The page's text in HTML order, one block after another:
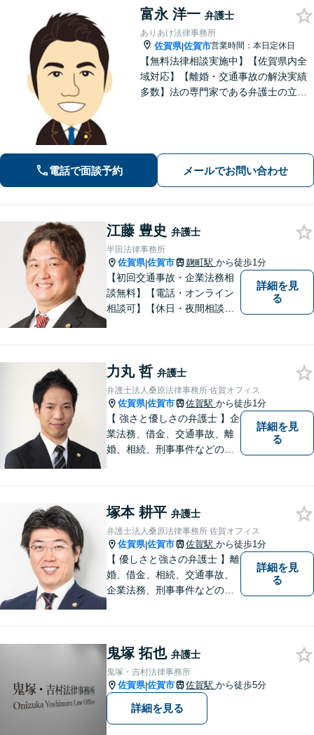
富永 洋一 弁護士
ありあけ法律事務所
佐賀県|佐賀市営業時間：本日定休日
【無料法律相談実施中】【佐賀県内全
域対応】【離婚・交通事故の解決実績
多数】法の専門家である弁護士の立場
電話で面談予約 メールでお問い合わせ
江藤 豊史 弁護士
半田法律事務所
佐賀県|佐賀市 麹町駅 から徒歩1分
【初回交通事故・企業法務相
談無料】【電話・オンライン
相談可】【休日・夜間相談
詳細を見
る
力丸 哲 弁護士
弁護士法人桑原法律事務所 佐賀オフィス
佐賀県|佐賀市 佐賀駅 から徒歩1分
【 強さと優しさの弁護士 】企
業法務、借金、交通事故、離
婚、相続、刑事事件などのご
なリーガルサービスを提供い
たします。
詳細を見
る
塚本 耕平 弁護士
弁護士法人桑原法律事務所 佐賀オフィス
佐賀県|佐賀市 佐賀駅 から徒歩1分
【 優しさと強さの弁護士 】離
婚、借金、相続、交通事故、
企業法務、刑事事件などのご
なリーガルサービスを提供い
たします。
詳細を見
る
鬼塚 拓也 弁護士
鬼塚・吉村法律事務所
佐賀県|佐賀市 佐賀駅 から徒歩5分
詳細を見る